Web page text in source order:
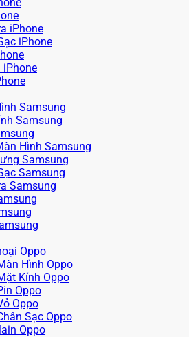
iPhone
iPhone
iPhone
Samsung
Samsung
Hình Samsung
Samsung
Samsung
Samsung
Oppo
Hình Oppo
Kính Oppo
Oppo
Oppo
Sạc Oppo
Oppo